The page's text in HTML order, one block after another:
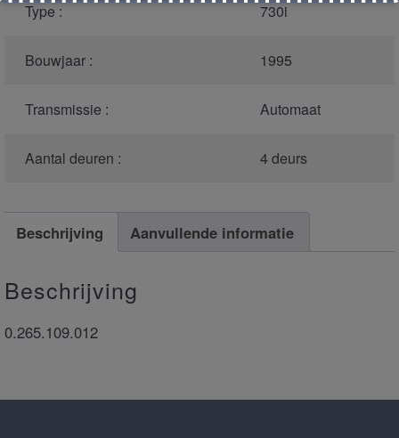
Type : 730i
Bouwjaar : 1995
Transmissie : Automaat
Aantal deuren : 4 deurs
Beschrijving Aanvullende informatie
Beschrijving
0.265.109.012